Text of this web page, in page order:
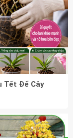
Tết Để Cây